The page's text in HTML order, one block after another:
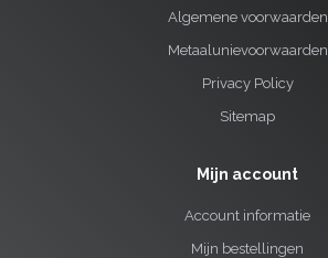
Algemene voorwaarden
Metaalunievoorwaarden
Privacy Policy
Sitemap
Mijn account
Account informatie
Mijn bestellingen